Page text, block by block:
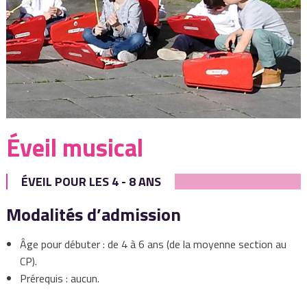
Éveil musical
ÉVEIL POUR LES 4 - 8 ANS
Modalités d’admission
Âge pour débuter : de 4 à 6 ans (de la moyenne section au
CP).
Prérequis : aucun.